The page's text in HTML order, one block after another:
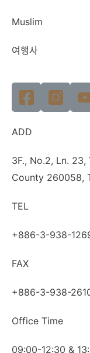
Muslim
여행사
ADD
3F., No.2, Ln.
County 260058,
TEL
+886-3-938-
FAX
+886-3-938-
Office Time
09:00-12:30 &